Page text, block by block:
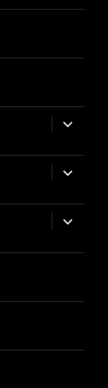
öffnen
öffnen
öffnen